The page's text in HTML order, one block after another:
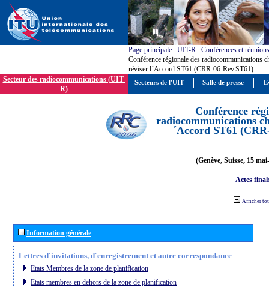
Page principale : UIT-R : Conférences et réunions
Conférence régionale des radiocommunications
réviser l´Accord ST61 (CRR-06-Rev.ST61)
Secteur des radiocommunications (UIT-
R)
Conférence
radiocommunications
´Accord ST61
(Genève, Suisse, 15
Actes
Afficher
Information générale
Lettres d´invitations, d´enregistrement et autre correspondance
Etats Membres de la zone de planification
Etats membres en dehors de la zone de planification
Secteurs de l'UIT Salle de presse